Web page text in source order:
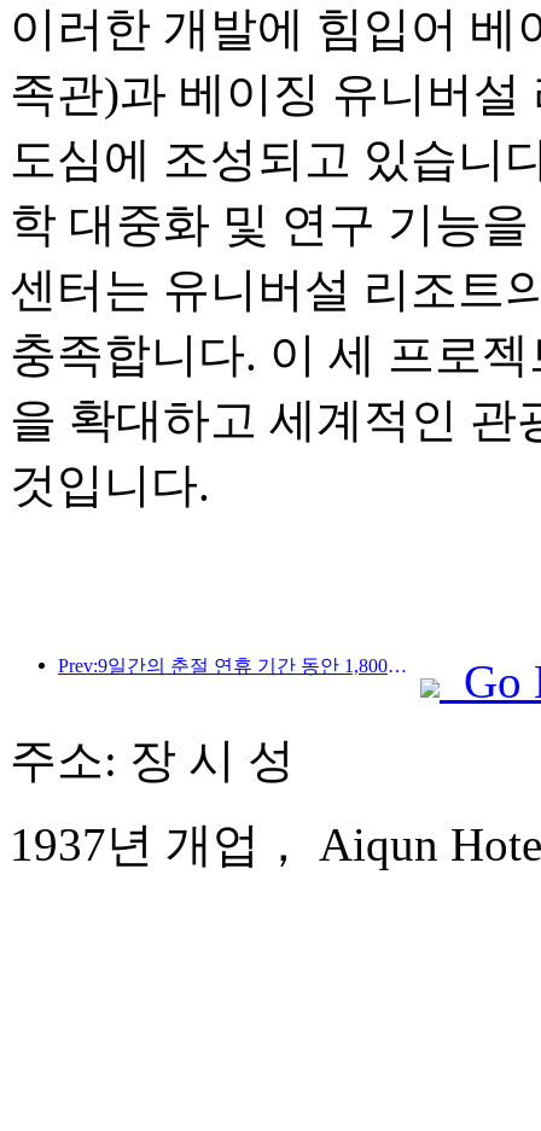
이러한 개발에 힘입어 베
족관)과 베이징 유니버
도심에 조성되고 있습니
학 대중화 및 연구 기능
센터는 유니버설 리조트
충족합니다. 이 세 프로
을 확대하고 세계적인 관
것입니다.
Prev:9일간의 춘절 연휴 기간 동안 1,800만 명 이상이 국내외를 왕래할 것으로 예상됩니다.
Go
주소: 장 시 성
1937년 개업， Aiqun